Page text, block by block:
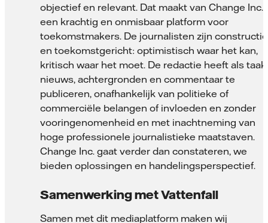
objectief en relevant. Dat maakt van Change Inc.
een krachtig en onmisbaar platform voor
toekomstmakers. De journalisten zijn
en toekomstgericht: optimistisch waar het kan,
kritisch waar het moet. De redactie heeft als taak
nieuws, achtergronden en commentaar te
publiceren, onafhankelijk van politieke of
commerciële belangen of invloeden en zonder
vooringenomenheid en met inachtneming van
hoge professionele journalistieke maatstaven.
Change Inc. gaat verder dan constateren, we
bieden oplossingen en handelingsperspectief.
Samenwerking met Vattenfall
Samen met dit mediaplatform maken wij